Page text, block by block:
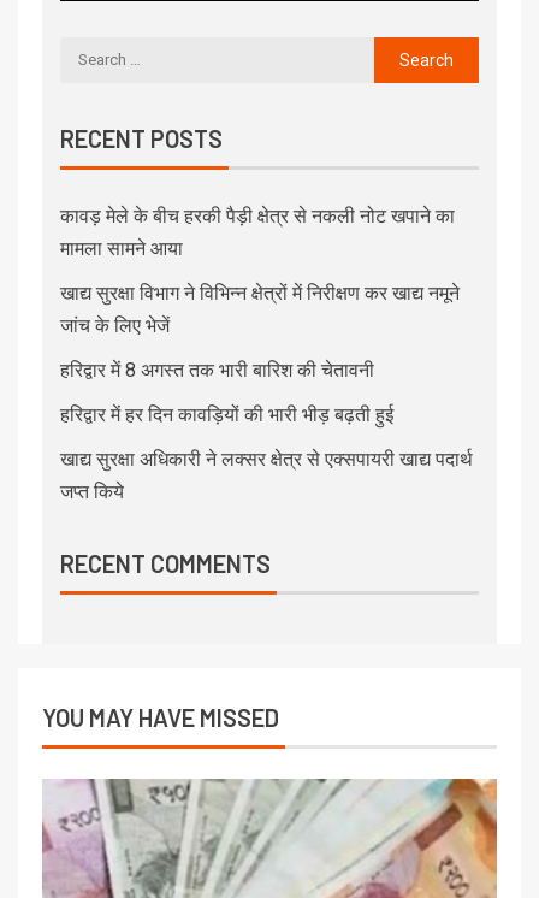
RECENT POSTS
कावड़ मेले के बीच हरकी पैड़ी क्षेत्र से नकली नोट खपाने का
मामला सामने आया
खाद्य सुरक्षा विभाग ने विभिन्न क्षेत्रों में निरीक्षण कर खाद्य नमूने
जांच के लिए भेजें
हरिद्वार में 8 अगस्त तक भारी बारिश की चेतावनी
हरिद्वार में हर दिन कावड़ियों की भारी भीड़ बढ़ती हुई
खाद्य सुरक्षा अधिकारी ने लक्सर क्षेत्र से एक्सपायरी खाद्य पदार्थ
जप्त किये
RECENT COMMENTS
YOU MAY HAVE MISSED